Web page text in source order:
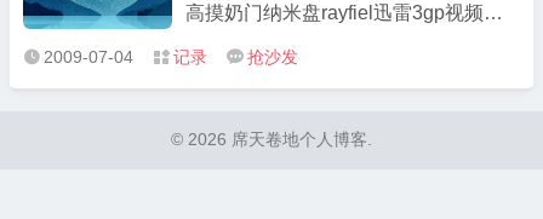
高摸奶门纳米盘rayfiel迅雷3gp视频下
载 在线观看 ，导致了整个服务器被关
停一天。 百度或者GG一下，网络上铺
 2009-07-04  记录  抢沙发
© 2026 席天卷地个人博客.